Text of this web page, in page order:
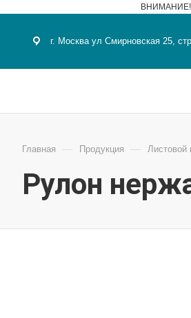
г. Москва ул Смирновская 25,
Главная — Продукция — Листовой
Рулон